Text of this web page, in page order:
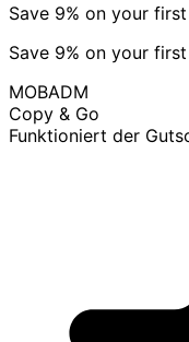
Save 9% on your
Save 9% on your
MOBADM
Copy & Go
Funktioniert der